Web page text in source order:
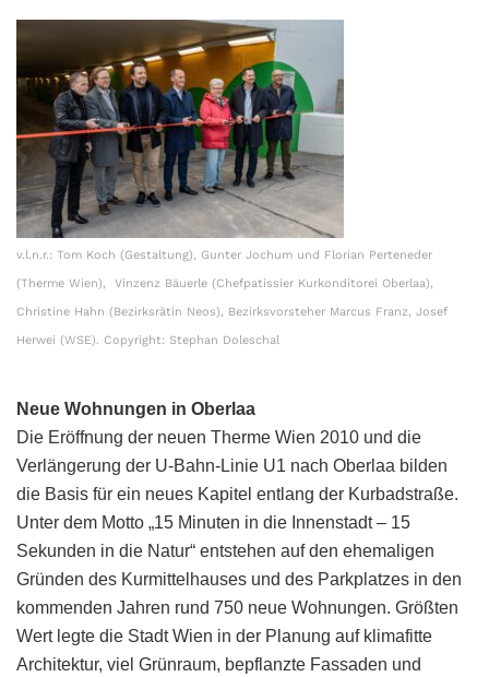
v.l.n.r.: Tom Koch (Gestaltung), Gunter Jochum und Florian Perteneder
(Therme Wien), Vinzenz Bäuerle (Chefpatissier Kurkonditorei Oberlaa),
Christine Hahn (Bezirksrätin Neos), Bezirksvorsteher Marcus Franz, Josef
Herwei (WSE). Copyright: Stephan Doleschal
Neue Wohnungen in Oberlaa
Die Eröffnung der neuen Therme Wien 2010 und die
Verlängerung der U-Bahn-Linie U1 nach Oberlaa bilden
die Basis für ein neues Kapitel entlang der Kurbadstraße.
Unter dem Motto „15 Minuten in die Innenstadt – 15
Sekunden in die Natur“ entstehen auf den ehemaligen
Gründen des Kurmittelhauses und des Parkplatzes in den
kommenden Jahren rund 750 neue Wohnungen. Größten
Wert legte die Stadt Wien in der Planung auf klimafitte
Architektur, viel Grünraum, bepflanzte Fassaden und